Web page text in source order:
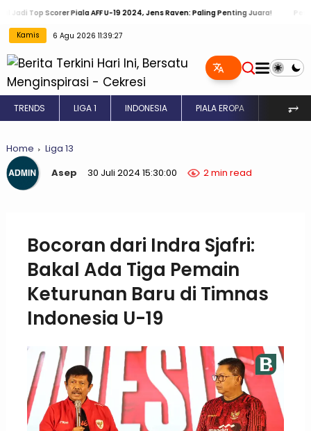
Scorer Piala AFF U-19 2024, Jens Raven: Paling Penting Juara! Persib Bakal
Kamis 6 Agu 2026 11:39:27
TRENDS LIGA 1 INDONESIA PIALA EROPA INGGRIS
⥅
Home
Liga 13
Asep
30 Juli 2024 15:30:00 2 min read
Bocoran dari Indra Sjafri:
Bakal Ada Tiga Pemain
Keturunan Baru di Timnas
Indonesia U-19